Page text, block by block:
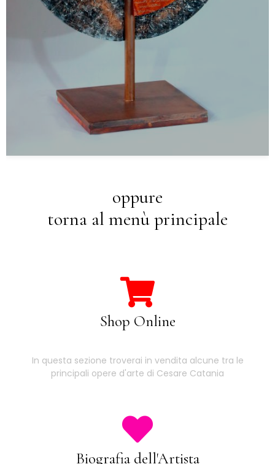
oppure
torna al menù principale
Shop Online
In questa sezione troverai in vendita alcune tra le
principali opere d'arte di Cesare Catania
Biografia dell'Artista